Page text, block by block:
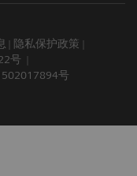
隐私保护政策
号
号